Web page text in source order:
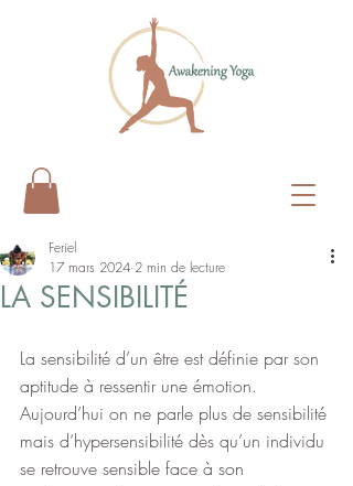
LA SENSIBILITÉ
Feriel
17 mars 2024 2 min de lecture
La sensibilité d’un être est définie par son
aptitude à ressentir une émotion.
Aujourd’hui on ne parle plus de sensibilité
mais d’hypersensibilité dès qu’un individu
se retrouve sensible face à son